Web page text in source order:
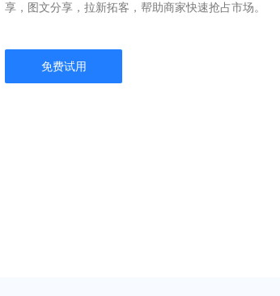
享，图文分享，拉新拓客，帮助商家快速抢占市场。
免费试用